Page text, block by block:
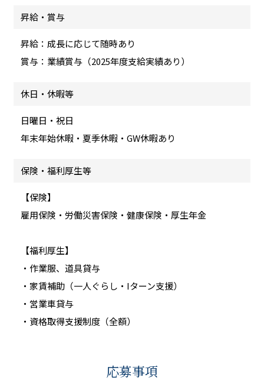
昇給・賞与
昇給：成長に応じて随時あり
賞与：業績賞与（2025年度支給実績あり）
休日・休暇等
日曜日・祝日
年末年始休暇・夏季休暇・GW休暇あり
保険・福利厚生等
【保険】
雇用保険・労働災害保険・健康保険・厚生年金
【福利厚生】
・作業服、道具貸与
・家賃補助（一人ぐらし・Iターン支援）
・営業車貸与
・資格取得支援制度（全額）
応募事項